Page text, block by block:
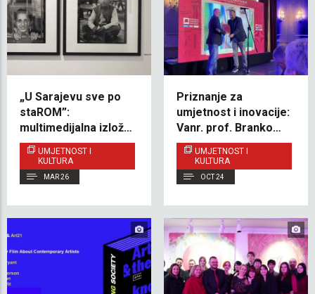
„U Sarajevu sve po
staROM”:
multimedijalna izložba
koja propituje
predrasude prema
romskoj zajednici
UMJETNOST I
KULTURA
MAR 26
Priznanje za
umjetnost i inovacije:
Vanr. prof. Branko
Vekić dobio nagradu
Narodnog pozorišta
Sarajevo
UMJETNOST I
KULTURA
OCT 24